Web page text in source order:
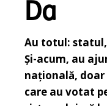
Da
Au totul:
Și-acum, au
națională, doar
care au votat